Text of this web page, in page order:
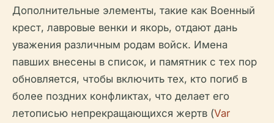
Дополнительные элементы, такие как Военный
крест, лавровые венки и якорь, отдают дань
уважения различным родам войск. Имена
павших внесены в список, и памятник с тех пор
обновляется, чтобы включить тех, кто погиб в
более поздних конфликтах, что делает его
летописью непрекращающихся жертв (Var